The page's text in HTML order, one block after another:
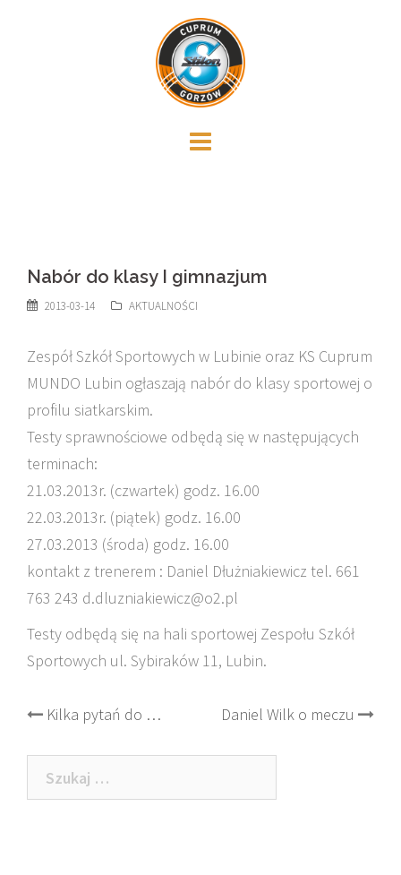
Nabór do klasy I gimnazjum
2013-03-14 AKTUALNOŚCI
Zespół Szkół Sportowych w Lubinie oraz KS Cuprum
MUNDO Lubin ogłaszają nabór do klasy sportowej o
profilu siatkarskim.
Testy sprawnościowe odbędą się w następujących
terminach:
21.03.2013r. (czwartek) godz. 16.00
22.03.2013r. (piątek) godz. 16.00
27.03.2013 (środa) godz. 16.00
kontakt z trenerem : Daniel Dłużniakiewicz tel. 661
763 243 d.dluzniakiewicz@o2.pl
Testy odbędą się na hali sportowej Zespołu Szkół
Sportowych ul. Sybiraków 11, Lubin.
Post
navigation
Kilka pytań do … Daniel Wilk o meczu
Szukaj: